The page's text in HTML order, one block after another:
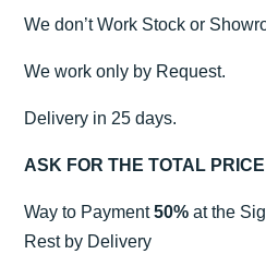
We don’t Work Stock or
We work only by Request.
Delivery in 25 days.
ASK FOR THE TOTAL
Way to Payment50% at the
Rest by Delivery